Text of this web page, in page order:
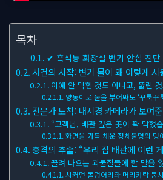
목차
✔ 흑석동 화장실 변기 안심 진단
사건의 시작: 변기 물이 왜 이렇게 시
아예 안 막힌 것도 아니고, 뚫린
양동이로 물을 부어봐도 ‘꾸룩꾸
전문가 도착: 내시경 카메라가 보여
“고객님, 배관 깊은 곳이 꽉 막혔
화면을 가득 채운 정체불명의 덩
충격의 추출: “우리 집 배관에 이런
끌려 나오는 괴물질들에 할 말을
시커먼 돌덩어리와 머리카락 뭉치